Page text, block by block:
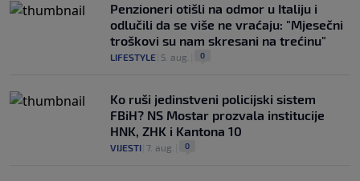
Penzioneri otišli na odmor u Italiju i
odlučili da se više ne vraćaju: "Mjesečni
troškovi su nam skresani na trećinu"
LIFESTYLE 5. aug. 0
Ko ruši jedinstveni policijski sistem
FBiH? NS Mostar prozvala institucije
HNK, ZHK i Kantona 10
VIJESTI 7. aug. 0